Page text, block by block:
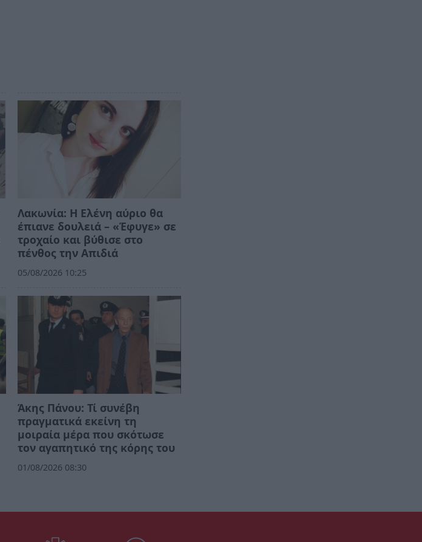
Λακωνία: Η Ελένη αύριο θα
έπιανε δουλειά – «Έφυγε» σε
τροχαίο και βύθισε στο
πένθος την Απιδιά
05/08/2026 10:25
Άκης Πάνου: Τί συνέβη
πραγματικά εκείνη τη
μοιραία μέρα που σκότωσε
τον αγαπητικό της κόρης του
01/08/2026 08:30